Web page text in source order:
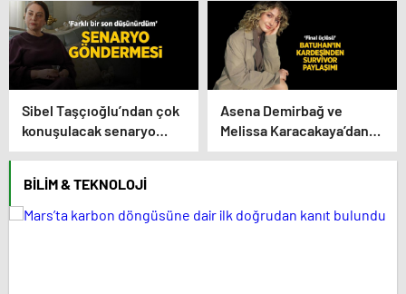
‘Yaza kadar bakacağız
artık’
Volkan’la yaşananları ilk
kez anlattı!
Sibel Taşçıoğlu’ndan çok
konuşulacak senaryo
göndermesi! ‘Farklı bir
Asena Demirbağ ve
Melissa Karacakaya’dan
final üçlüsü paylaşımı
BILIM & TEKNOLOJI